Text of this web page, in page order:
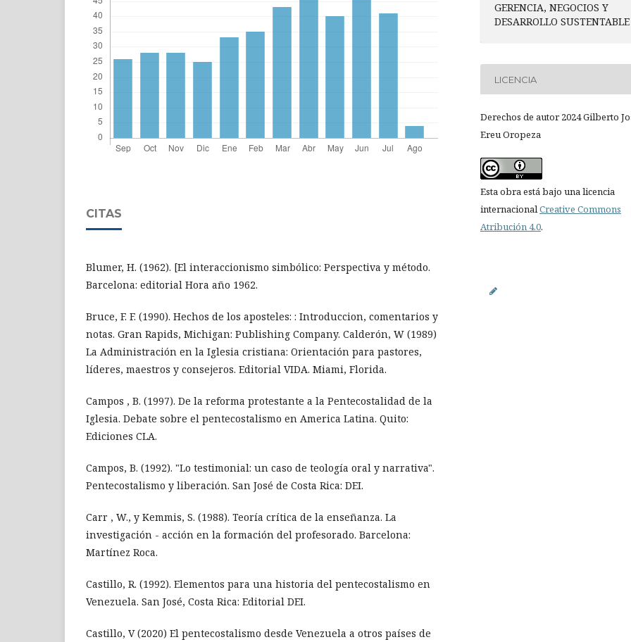
CITAS
Blumer, H. (1962). [El interaccionismo simbólico: Perspectiva y método.
Barcelona: editorial Hora año 1962.
Bruce, F. F. (1990). Hechos de los aposteles: : Introduccion, comentarios y
notas. Gran Rapids, Michigan: Publishing Company. Calderón, W (1989)
La Administración en la Iglesia cristiana: Orientación para pastores,
líderes, maestros y consejeros. Editorial VIDA. Miami, Florida.
Campos , B. (1997). De la reforma protestante a la Pentecostalidad de la
Iglesia. Debate sobre el pentecostalismo en America Latina. Quito:
Ediciones CLA.
Campos, B. (1992). "Lo testimonial: un caso de teología oral y narrativa".
Pentecostalismo y liberación. San José de Costa Rica: DEI.
Carr , W., y Kemmis, S. (1988). Teoría crítica de la enseñanza. La
investigación - acción en la formación del profesorado. Barcelona:
Martínez Roca.
Castillo, R. (1992). Elementos para una historia del pentecostalismo en
Venezuela. San José, Costa Rica: Editorial DEI.
Castillo, V (2020) El pentecostalismo desde Venezuela a otros países de
GERENCIA, NEGOCIOS Y
DESARROLLO SUSTENTABLE
LICENCIA
Derechos de autor 2024 Gilberto
Ereu Oropeza
Esta obra está bajo una licencia
internacionalCreative Commons
Atribución 4.0.